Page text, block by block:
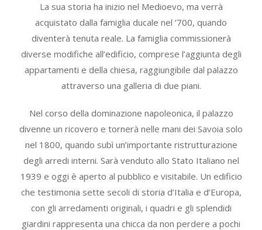
La sua storia ha inizio nel Medioevo, ma verrà
acquistato dalla famiglia ducale nel ‘700, quando
diventerà tenuta reale. La famiglia commissionerà
diverse modifiche all’edificio, comprese l’aggiunta degli
appartamenti e della chiesa, raggiungibile dal palazzo
attraverso una galleria di due piani.
Nel corso della dominazione napoleonica, il palazzo
divenne un ricovero e tornerà nelle mani dei Savoia solo
nel 1800, quando subì un’importante ristrutturazione
degli arredi interni. Sarà venduto allo Stato Italiano nel
1939 e oggi è aperto al pubblico e visitabile. Un edificio
che testimonia sette secoli di storia d’Italia e d’Europa,
con gli arredamenti originali, i quadri e gli splendidi
giardini rappresenta una chicca da non perdere a pochi